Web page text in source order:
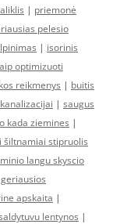
| priemonė
pelesio
| isorinis
optimizuoti
reikmenys | buitis
| saugus
kada ziemines |
šiltnamiai stipruolis
langu skyscio
geriausios
apskaita |
lentynos |